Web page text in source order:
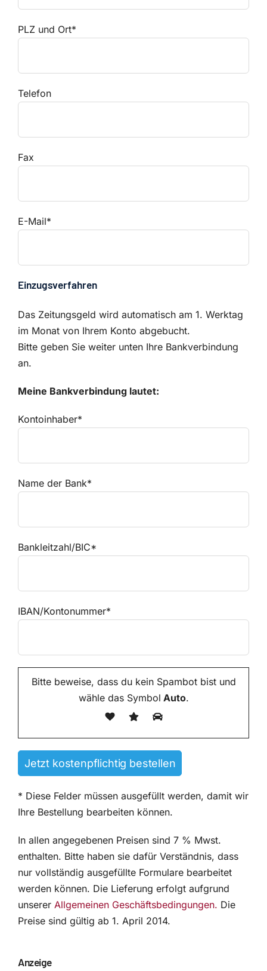
PLZ und Ort*
Telefon
Fax
E-Mail*
Einzugsverfahren
Das Zeitungsgeld wird automatisch am 1. Werktag
im Monat von Ihrem Konto abgebucht.
Bitte geben Sie weiter unten Ihre Bankverbindung
an.
Meine Bankverbindung lautet:
Kontoinhaber*
Name der Bank*
Bankleitzahl/BIC*
IBAN/Kontonummer*
Bitte beweise, dass du kein Spambot bist und
wähle das Symbol Auto.
* Diese Felder müssen ausgefüllt werden, damit wir
Ihre Bestellung bearbeiten können.
In allen angegebenen Preisen sind 7 % Mwst.
enthalten. Bitte haben sie dafür Verständnis, dass
nur vollständig ausgefüllte Formulare bearbeitet
werden können. Die Lieferung erfolgt aufgrund
unserer Allgemeinen Geschäftsbedingungen. Die
Preise sind gültig ab 1. April 2014.
Anzeige